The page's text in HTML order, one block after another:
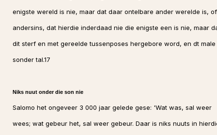
enigste wereld is nie, maar dat daar ontelbare ander werelde is, of
andersins, dat hierdie inderdaad nie die enigste een is nie, maar
dit sterf en met gereelde tussenposes hergebore word, en dt male
sonder tal.17
Niks nuut onder die son nie
Salomo het ongeveer 3 000 jaar gelede gese: 'Wat was, sal weer
wees; wat gebeur het, sal weer gebeur. Daar is niks nuuts in